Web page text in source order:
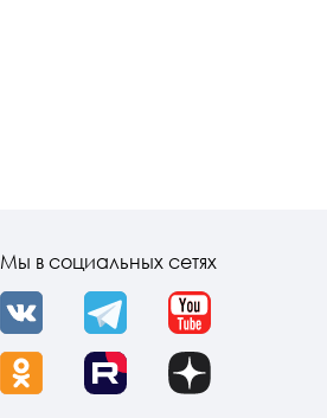
Мы в социальных сетях
VK Telegram YouTube
OK Rutube Dzen